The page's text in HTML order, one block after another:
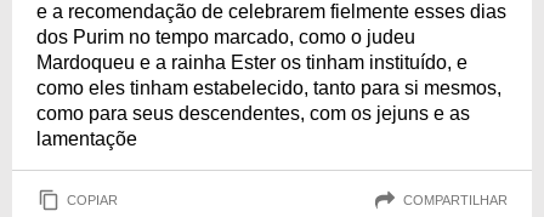
e a recomendação de celebrarem fielmente esses dias
dos Purim no tempo marcado, como o judeu
Mardoqueu e a rainha Ester os tinham instituído, e
como eles tinham estabelecido, tanto para si mesmos,
como para seus descendentes, com os jejuns e as
lamentaçõe
COPIAR COMPARTILHAR